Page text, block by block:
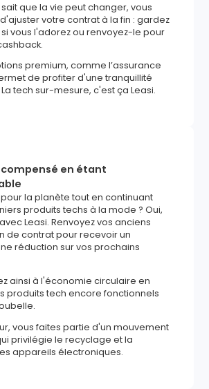
que la vie peut changer, vous
votre contrat à la fin : gardez
vous l'adorez ou renvoyez-le pour
premium, comme l’assurance
de profiter d'une tranquillité
tech sur-mesure, c'est ça Leasi.
en étant
la planète tout en continuant
produits techs à la mode ? Oui,
Leasi. Renvoyez vos anciens
de contrat pour recevoir un
réduction sur vos prochains
ainsi à l'économie circulaire en
produits tech encore fonctionnels
vous faites partie d'un mouvement
privilégie le recyclage et la
appareils électroniques.